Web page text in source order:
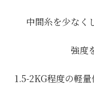
中間糸を少なく
強度
1.5-2KG程度の軽量